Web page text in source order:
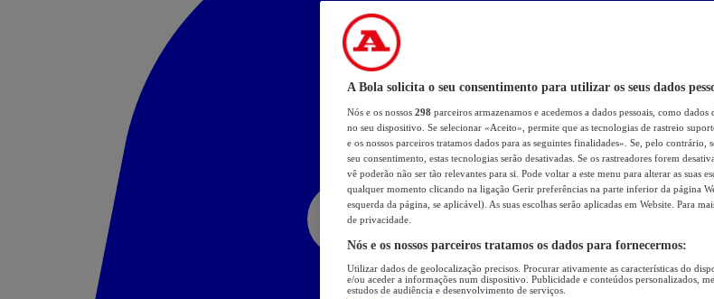
A Bola solicita o seu consentimento para utilizar os seus dados
Nós e os nossos 298 parceiros armazenamos e acedemos a dados pessoais, como
no seu dispositivo. Se selecionar «Aceito», permite que as tecnologias de rastreio
e os nossos parceiros tratamos dados para as seguintes finalidades». Se, pelo
seu consentimento, estas tecnologias serão desativadas. Se os rastreadores forem
vê poderão não ser tão relevantes para si. Pode voltar a este menu para alterar as suas
qualquer momento clicando na ligação Gerir preferências na parte inferior da página
esquerda da página, se aplicável). As suas escolhas serão aplicadas em Website. Para
de privacidade.
Nós e os nossos parceiros tratamos os dados para fornecermos:
Utilizar dados de geolocalização precisos. Procurar ativamente as características do
e/ou aceder a informações num dispositivo. Publicidade e conteúdos personalizados,
estudos de audiência e desenvolvimento de serviços.